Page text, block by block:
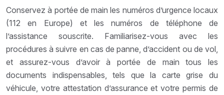
Conservez à portée de main les numéros d’urgence locaux
(112 en Europe) et les numéros de téléphone de
l’assistance souscrite. Familiarisez-vous avec les
procédures à suivre en cas de panne, d’accident ou de vol,
et assurez-vous d’avoir à portée de main tous les
documents indispensables, tels que la carte grise du
véhicule, votre attestation d’assurance et votre permis de